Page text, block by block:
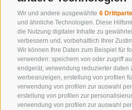
Wir und andere ausgewählte 6
und ähnliche Technologien. Diese
die Nutzung digitaler Inhalte zu
verbessern und, vorbehaltlich Ihrer
Wir können Ihre Daten zum Beispiel für
verwenden: speichern von oder zugriff
endgerät, verwendung reduzierter daten
werbeanzeigen, erstellung von profilen
verwendung von profilen zur auswahl
erstellung von profilen zur
verwendung von profilen zur auswahl
Buche